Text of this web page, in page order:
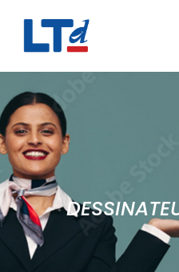
Numéro Vert : 0805 034 036
Qui sommes-nous
Rejoignez LTd
Contactez-nous